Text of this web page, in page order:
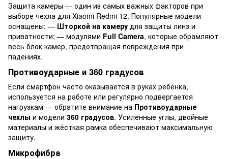
Защита камеры — один из самых важных факторов при
выборе чехла для Xiaomi Redmi 12. Популярные модели
оснащены: — Шторкой на камеру для защиты линз и
приватности; — модулями Full Camera, которые обрамляют
весь блок камер, предотвращая повреждения при
падениях.
Противоударные и 360 градусов
Если смартфон часто оказывается в руках ребёнка,
используется на работе или регулярно подвергается
нагрузкам — обратите внимание на Противоударные
чехлы и модели 360 градусов. Усиленные углы, двойные
материалы и жёсткая рамка обеспечивают максимальную
защиту.
Микрофибра